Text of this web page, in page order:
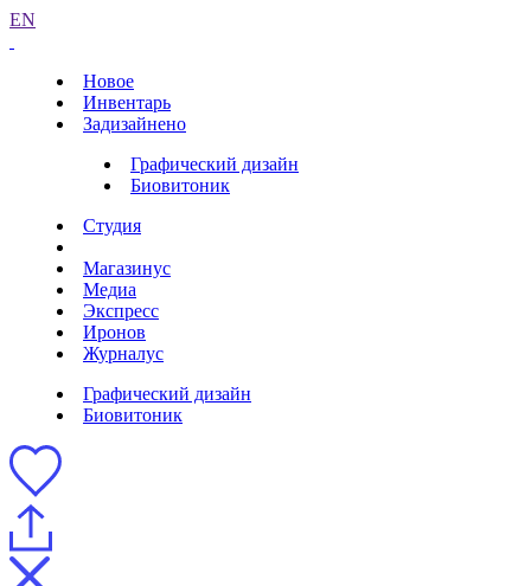
EN
Новое
Инвентарь
Задизайнено
Графический дизайн
Биовитоник
Студия
Магазинус
Медиа
Экспресс
Иронов
Журналус
Графический дизайн
Биовитоник